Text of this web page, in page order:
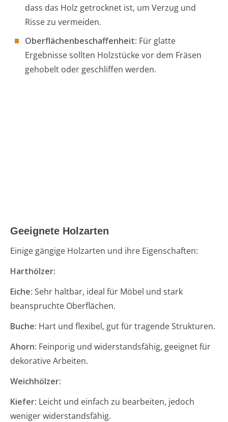
dass das Holz getrocknet ist, um Verzug und
Risse zu vermeiden.
Oberflächenbeschaffenheit: Für glatte
Ergebnisse sollten Holzstücke vor dem Fräsen
gehobelt oder geschliffen werden.
Geeignete Holzarten
Einige gängige Holzarten und ihre Eigenschaften:
Harthölzer:
Eiche: Sehr haltbar, ideal für Möbel und stark
beanspruchte Oberflächen.
Buche: Hart und flexibel, gut für tragende Strukturen.
Ahorn: Feinporig und widerstandsfähig, geeignet für
dekorative Arbeiten.
Weichhölzer:
Kiefer: Leicht und einfach zu bearbeiten, jedoch
weniger widerstandsfähig.